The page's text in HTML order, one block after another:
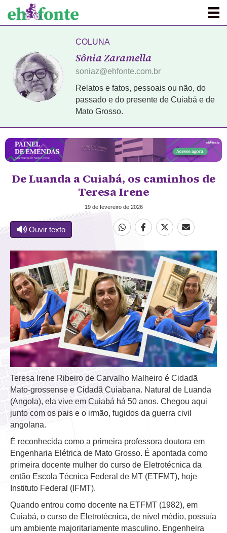
COLUNA
Sônia Zaramella
soniaz@ehfonte.com.br
Relatos e fatos, pessoais ou não, do
passado e do presente de Cuiabá e de
Mato Grosso.
De Luanda a Cuiabá, os caminhos de
Teresa Irene
19 de fevereiro de 2026
Ouvir texto
Teresa Irene Ribeiro de Carvalho Malheiro é Cidadã
Mato-grossense e Cidadã Cuiabana. Natural de Luanda
(Angola), ela vive em Cuiabá há 50 anos. Chegou aqui
junto com os pais e o irmão, fugidos da guerra civil
angolana.
É reconhecida como a primeira professora doutora em
Engenharia Elétrica de Mato Grosso. É apontada como
primeira docente mulher do curso de Eletrotécnica da
então Escola Técnica Federal de MT (ETFMT), hoje
Instituto Federal (IFMT).
Quando entrou como docente na ETFMT (1982), em
Cuiabá, o curso de Eletrotécnica, de nível médio, possuía
um ambiente majoritariamente masculino. Engenheira